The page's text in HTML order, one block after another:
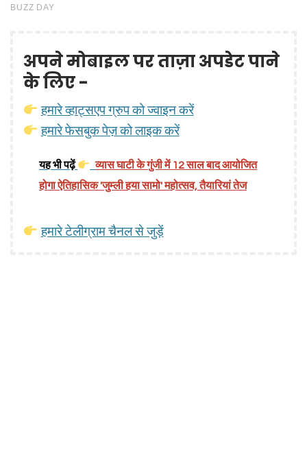
अपने मोबाइल पर ताज़ा अपडेट पाने
के लिए -
हमारे व्हाट्सएप ग्रुप को ज्वाइन करें
हमारे फेसबुक पेज़ को लाइक करें
यह भी पढ़ें
व्यास घाटी के गुंजी में 12 साल बाद आयोजित
होगा ऐतिहासिक 'जुम्ली हया सामो' महोत्सव, तैयारियां तेज
हमारे टेलीग्राम चैनल से जुड़ें